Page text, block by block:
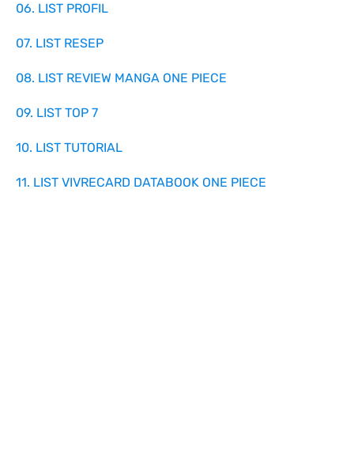
06. LIST PROFIL
07. LIST RESEP
08. LIST REVIEW MANGA ONE PIECE
09. LIST TOP 7
10. LIST TUTORIAL
11. LIST VIVRECARD DATABOOK ONE PIECE